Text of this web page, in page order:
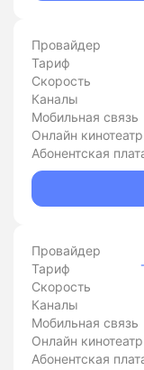
Провайдер
Тариф
Скорость
Каналы
Мобильная связь
Онлайн кинотеатр
Абонентская
Провайдер
Тариф
Скорость
Каналы
Мобильная связь
Онлайн кинотеатр
Абонентская